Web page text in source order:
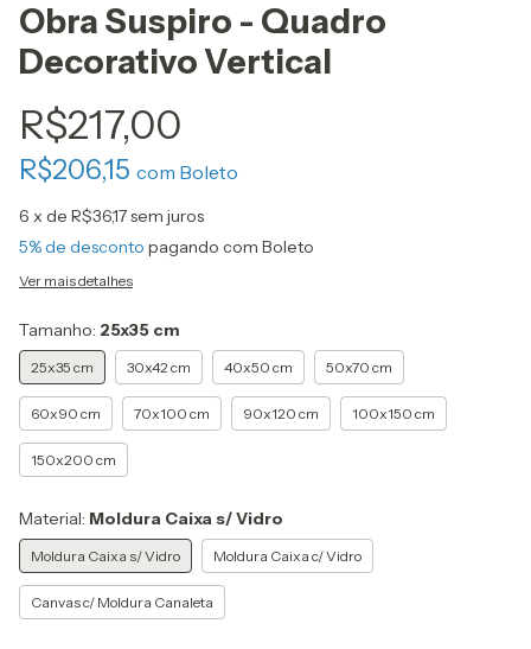
Obra Suspiro - Quadro
Decorativo Vertical
R$217,00
R$206,15 com Boleto
6 x de R$36,17sem juros
5% de desconto pagando com Boleto
Ver mais detalhes
Tamanho: 25x35 cm
25x35 cm 30x42 cm 40x50 cm 50x70 cm
60x90 cm 70x100 cm 90x120 cm 100x150 cm
150x200 cm
Material: Moldura Caixa s/ Vidro
Moldura Caixa s/ Vidro Moldura Caixa c/ Vidro
Canvas c/ Moldura Canaleta